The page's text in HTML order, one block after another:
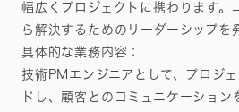
幅広くプロジェクトに携わります。
ら解決するためのリーダーシップを
具体的な業務内容：
技術PMエンジニアとして、プロジ
ドし、顧客とのコミュニケーショ